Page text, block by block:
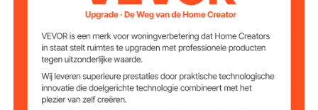
Boorkopmaat 1-1/8 inch / 28,6 mm
Type boorkop zeskant
Stationair
toerental